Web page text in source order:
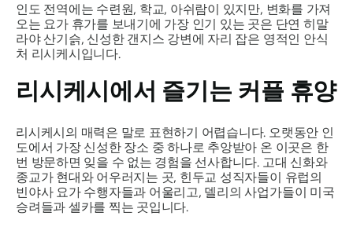
인도 전역에는 수련원, 학교, 아쉬람이 있지만, 변화를 가져
오는 요가 휴가를 보내기에 가장 인기 있는 곳은 단연 히말
라야 산기슭, 신성한 갠지스 강변에 자리 잡은 영적인 안식
처 리시케시입니다.
리시케시에서 즐기는 커플 휴양
리시케시의 매력은 말로 표현하기 어렵습니다. 오랫동안 인
도에서 가장 신성한 장소 중 하나로 추앙받아 온 이곳은 한
번 방문하면 잊을 수 없는 경험을 선사합니다. 고대 신화와
종교가 현대와 어우러지는 곳, 힌두교 성직자들이 유럽의
빈야사 요가 수행자들과 어울리고, 델리의 사업가들이 미국
승려들과 셀카를 찍는 곳입니다.